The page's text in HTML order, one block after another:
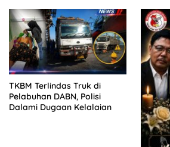
KELUARGA KORBAN
MENGAMUK DI PN MALANG
TKBM Terlindas Truk di
Pelabuhan DABN, Polisi
Dalami Dugaan Kelalaian